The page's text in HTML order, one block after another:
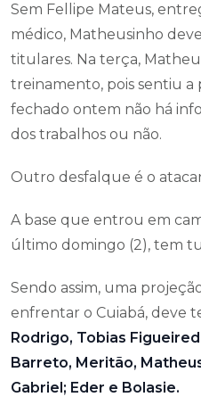
Sem Fellipe Mateus,
médico, Matheusinho
titulares. Na terça,
treinamento, pois sentiu
fechado ontem não há
dos trabalhos ou não.
Outro desfalque é o
A base que entrou em
último domingo (2), tem
Sendo assim, uma
enfrentar o Cuiabá, deve
Rodrigo, Tobias
Barreto, Meritão,
Gabriel; Eder e Bolasie.